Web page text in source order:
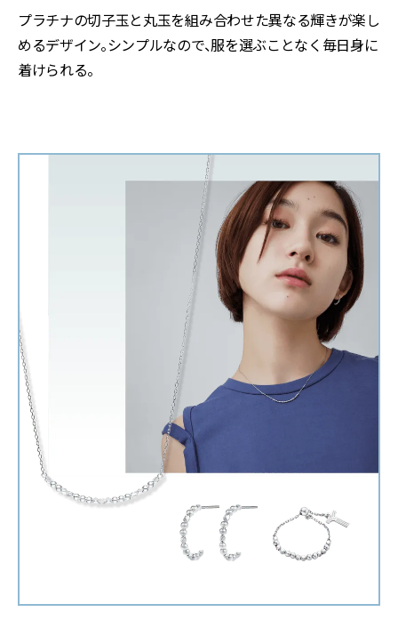
プラチナの切子玉と丸玉を組み合わせた異なる輝きが楽し
めるデザイン。シンプルなので、服を選ぶことなく毎日身に
着けられる。